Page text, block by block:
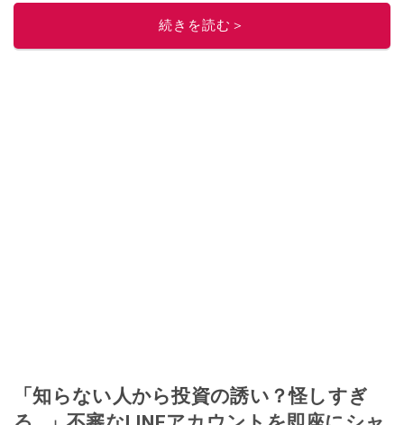
ニュースでフォロー
続きを読む＞
「知らない人から投資の誘い？怪しすぎ